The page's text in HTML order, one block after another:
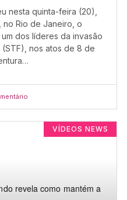
nesta quinta-feira (20),
no Rio de Janeiro, o
dos líderes da invasão
nos atos de 8 de
VÍDEOS NEWS